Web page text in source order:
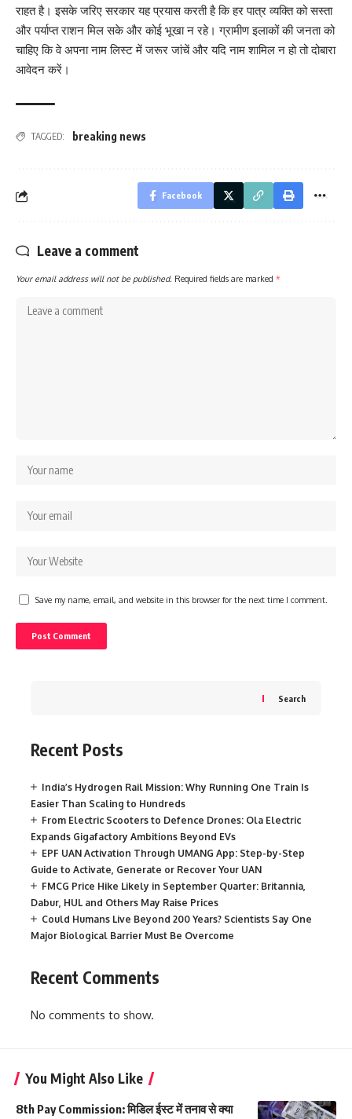
राहत है। इसके जरिए सरकार यह प्रयास करती है कि हर पात्र व्यक्ति को सस्ता
और पर्याप्त राशन मिल सके और कोई भूखा न रहे। ग्रामीण इलाकों की जनता को
चाहिए कि वे अपना नाम लिस्ट में जरूर जांचें और यदि नाम शामिल न हो तो दोबारा
आवेदन करें।
TAGGED: breaking news
Facebook
Leave a comment
Your email address will not be published. Required fields are marked *
Save my name, email, and website in this browser for the next time I comment.
Search
Recent Posts
India’s Hydrogen Rail Mission: Why Running One Train Is
Easier Than Scaling to Hundreds
From Electric Scooters to Defence Drones: Ola Electric
Expands Gigafactory Ambitions Beyond EVs
EPF UAN Activation Through UMANG App: Step-by-Step
Guide to Activate, Generate or Recover Your UAN
FMCG Price Hike Likely in September Quarter: Britannia,
Dabur, HUL and Others May Raise Prices
Could Humans Live Beyond 200 Years? Scientists Say One
Major Biological Barrier Must Be Overcome
Recent Comments
No comments to show.
You Might Also Like
8th Pay Commission: मिडिल ईस्ट में तनाव से क्या